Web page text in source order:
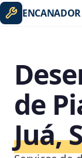
ENCANADOR
de
Juá,